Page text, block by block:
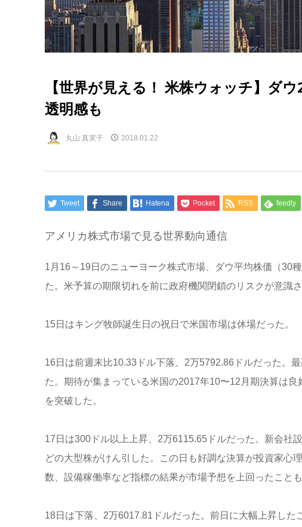
【世界が見える！ 米株ウォッチ】ダ
透明感も
丸山 真実子 2018.01.22
Tweet Share Hatena Pocket RSS feedly
アメリカ株式市場で見る世界動向通信
1月16～19日のニューヨーク株式市場、ダウ平均株価（30
た。米予算の期限切れを前に政府機関閉鎖のリスクが意識
15日はキング牧師誕生日の祝日で米国市場は休場だった。
16日は前週末比10.33ドル下落、2万5792.86ドルだった。
た。期待が集まっている米国の2017年10〜12月期決算は
を突破した。
17日は300ドル以上上昇、2万6115.65ドルだった。新会社
どの大型株がけん引した。この日も好調な決算が投資家心
数、設備稼働率など指標の結果が市場予想を上回ったことも
18日は下落、2万6017.81ドルだった。前日に大幅上昇し